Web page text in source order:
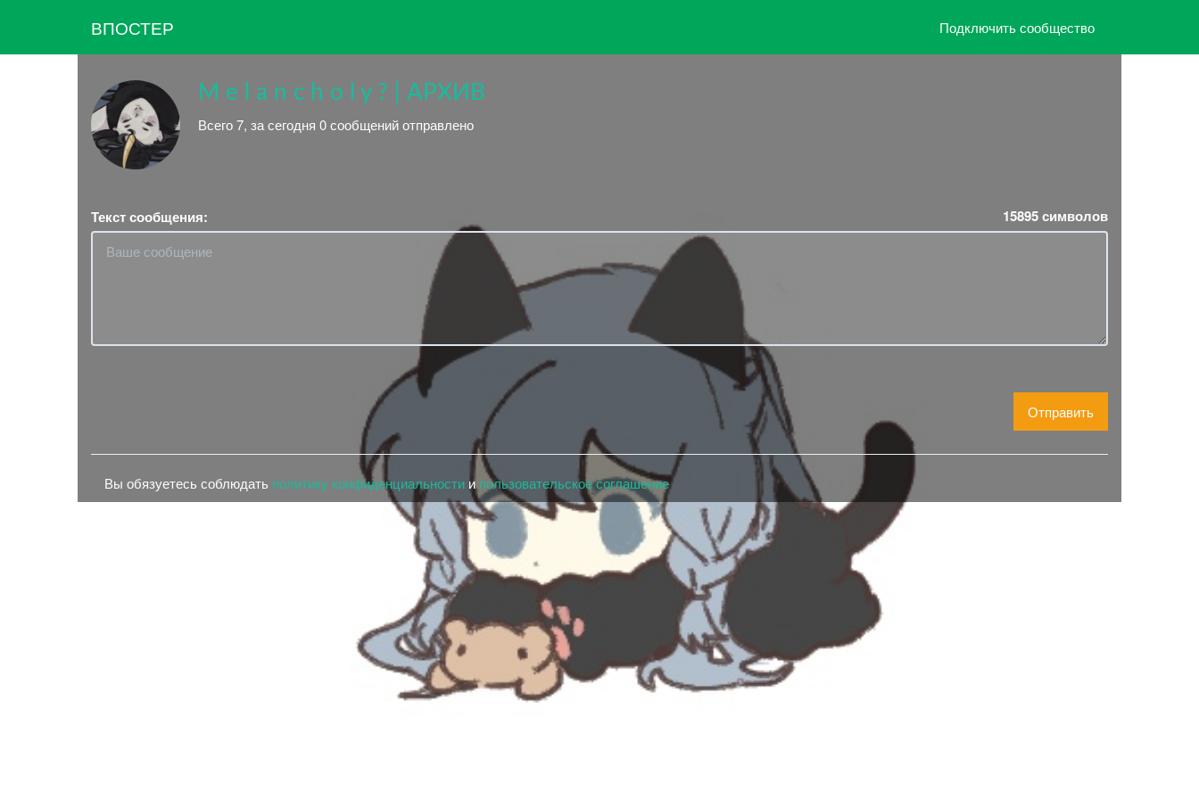
ВПОСТЕР Подключить сообщество
M e l a n c h o l y ? | АРХИВ
Всего 7, за сегодня 0 сообщений отправлено
Текст сообщения: 15895символов
Отправить
Вы обязуетесь соблюдать политику конфиденциальности и пользовательское соглашение